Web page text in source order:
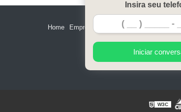
Home Empresa Serviços Contato
Insira seu
Iniciar
W3C